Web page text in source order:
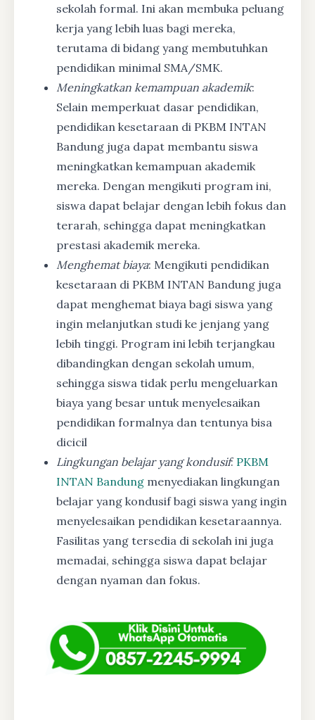
sekolah formal. Ini akan membuka peluang
kerja yang lebih luas bagi mereka,
terutama di bidang yang membutuhkan
pendidikan minimal SMA/SMK.
Meningkatkan kemampuan akademik:
Selain memperkuat dasar pendidikan,
pendidikan kesetaraan di PKBM INTAN
Bandung juga dapat membantu siswa
meningkatkan kemampuan akademik
mereka. Dengan mengikuti program ini,
siswa dapat belajar dengan lebih fokus dan
terarah, sehingga dapat meningkatkan
prestasi akademik mereka.
Menghemat biaya: Mengikuti pendidikan
kesetaraan di PKBM INTAN Bandung juga
dapat menghemat biaya bagi siswa yang
ingin melanjutkan studi ke jenjang yang
lebih tinggi. Program ini lebih terjangkau
dibandingkan dengan sekolah umum,
sehingga siswa tidak perlu mengeluarkan
biaya yang besar untuk menyelesaikan
pendidikan formalnya dan tentunya bisa
dicicil
Lingkungan belajar yang kondusif: PKBM
INTAN Bandung menyediakan lingkungan
belajar yang kondusif bagi siswa yang ingin
menyelesaikan pendidikan kesetaraannya.
Fasilitas yang tersedia di sekolah ini juga
memadai, sehingga siswa dapat belajar
dengan nyaman dan fokus.